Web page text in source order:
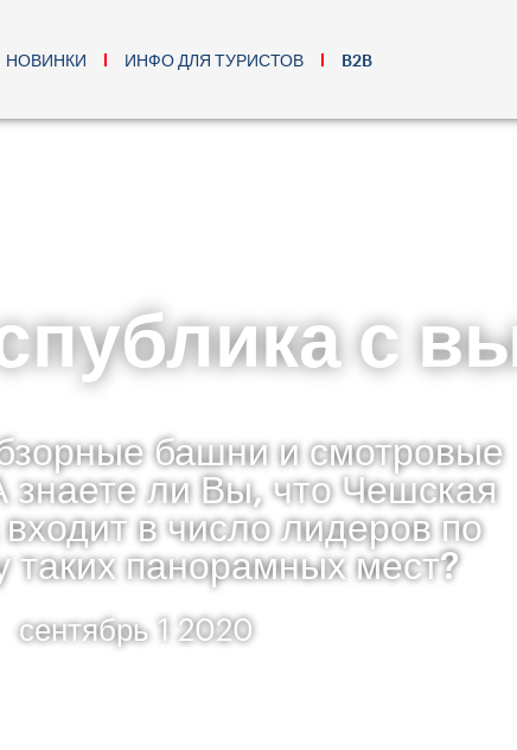
НОВИНКИ ИНФО ДЛЯ ТУРИСТОВ B2B
с
башни и смотровые
ли Вы, что Чешская
в число лидеров по
таких панорамных мест?
сентябрь 1 2020